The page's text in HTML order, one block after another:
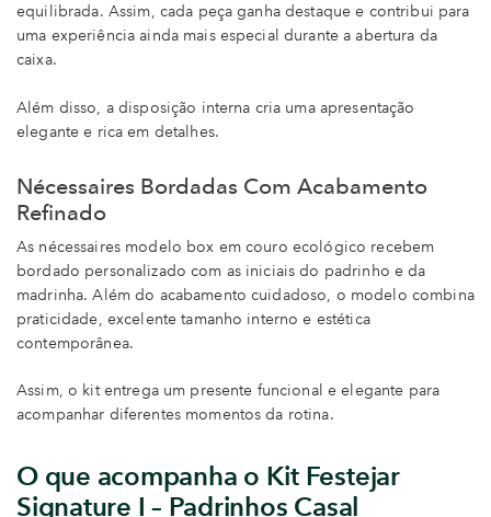
equilibrada. Assim, cada peça ganha destaque e contribui para
uma experiência ainda mais especial durante a abertura da
caixa.
Além disso, a disposição interna cria uma apresentação
elegante e rica em detalhes.
Nécessaires Bordadas Com Acabamento
Refinado
As nécessaires modelo box em couro ecológico recebem
bordado personalizado com as iniciais do padrinho e da
madrinha. Além do acabamento cuidadoso, o modelo combina
praticidade, excelente tamanho interno e estética
contemporânea.
Assim, o kit entrega um presente funcional e elegante para
acompanhar diferentes momentos da rotina.
O que acompanha o Kit Festejar
Signature I – Padrinhos Casal